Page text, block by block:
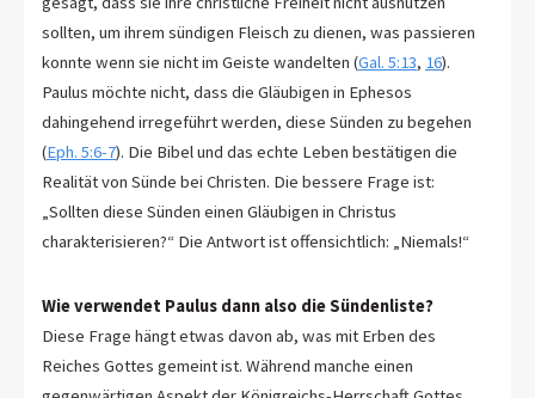
sollten, um ihrem sündigen Fleisch zu dienen, was passieren
konnte wenn sie nicht im Geiste wandelten (Gal. 5:13, 16).
Paulus möchte nicht, dass die Gläubigen in Ephesos
dahingehend irregeführt werden, diese Sünden zu begehen
(Eph. 5:6-7). Die Bibel und das echte Leben bestätigen die
Realität von Sünde bei Christen. Die bessere Frage ist:
„Sollten diese Sünden einen Gläubigen in Christus
charakterisieren?“ Die Antwort ist offensichtlich: „Niemals!“
Wie verwendet Paulus dann also die Sündenliste?
Diese Frage hängt etwas davon ab, was mit Erben des
Reiches Gottes gemeint ist. Während manche einen